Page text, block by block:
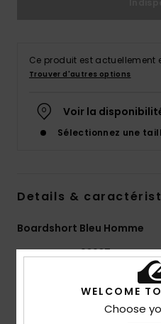
Ce produit est actuellement
Trouver d'autres options
Voir la
Sélectionnez une
Details &
Boardshort Bleu Homme
StyleAQYBS03637
Caractéristiques
Collection
WELCOME
Choose